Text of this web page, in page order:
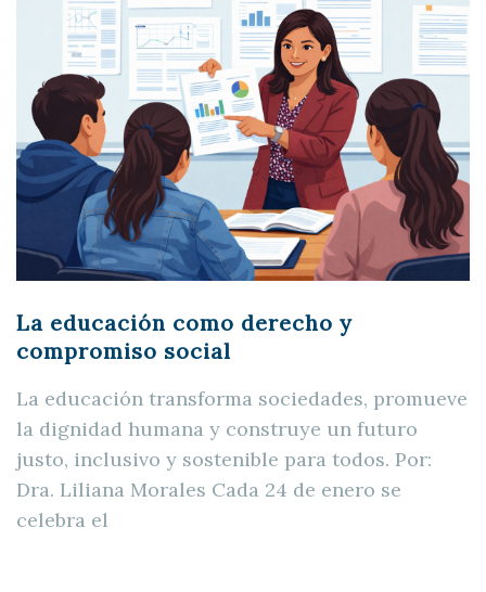
La educación como derecho y
compromiso social
La educación transforma sociedades, promueve
la dignidad humana y construye un futuro
justo, inclusivo y sostenible para todos. Por:
Dra. Liliana Morales Cada 24 de enero se
celebra el